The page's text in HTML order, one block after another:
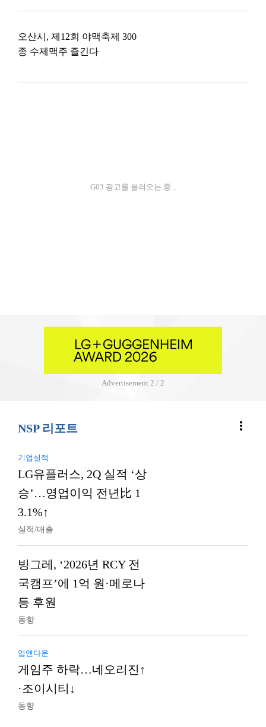
오산시, 제12회 야맥축제 300
종 수제맥주 즐긴다
G03 광고를 불러오는 중...
Advertisement 2 / 2
NSP 리포트 more_vert
기업실적
LG유플러스, 2Q 실적 ‘상
승’…영업이익 전년比 1
3.1%↑
실적/매출
빙그레, ‘2026년 RCY 전
국캠프’에 1억 원·메로나
등 후원
동향
업앤다운
게임주 하락…네오리진↑
·조이시티↓
동향